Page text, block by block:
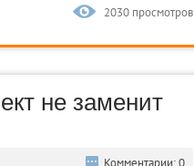
2030 просмотров
не заменит
Комментарии: 0